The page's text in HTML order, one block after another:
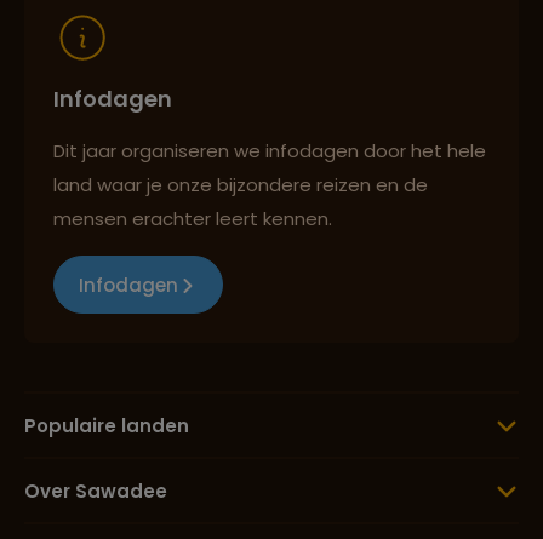
Infodagen
Dit jaar organiseren we infodagen door het hele
land waar je onze bijzondere reizen en de
mensen erachter leert kennen.
Infodagen
Populaire landen
Over Sawadee